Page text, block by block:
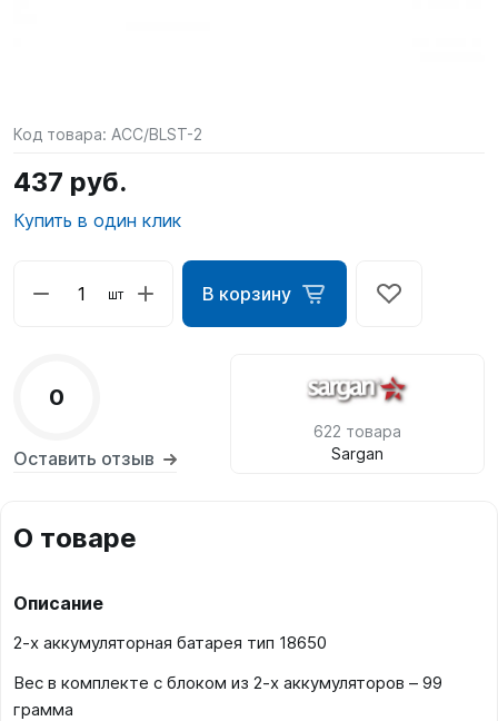
Код товара: ACC/BLST-2
437 руб.
Купить в один клик
шт В корзину
0
Оставить отзыв
622 товара
Sargan
О товаре
Описание
2-х аккумуляторная батарея тип 18650
Вес в комплекте с блоком из 2-х аккумуляторов – 99
грамма